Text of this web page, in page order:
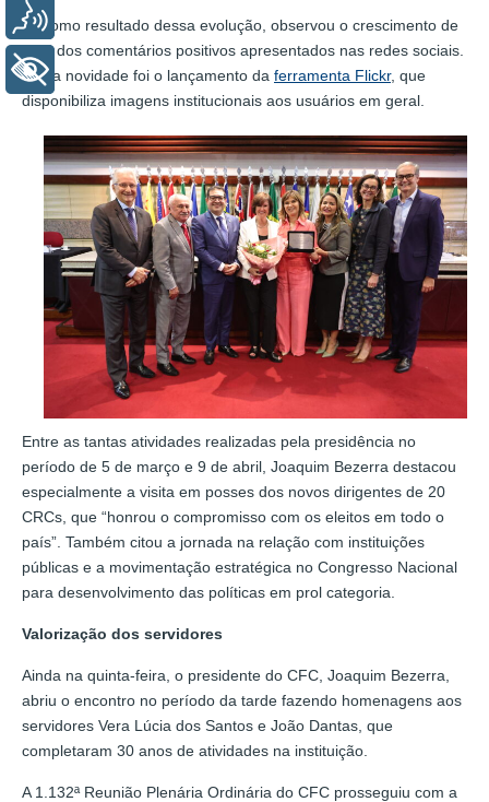
Já como resultado dessa evolução, observou o crescimento de
15% dos comentários positivos apresentados nas redes sociais.
Outra novidade foi o lançamento da ferramenta Flickr, que
disponibiliza imagens institucionais aos usuários em geral.
Entre as tantas atividades realizadas pela presidência no
período de 5 de março e 9 de abril, Joaquim Bezerra destacou
especialmente a visita em posses dos novos dirigentes de 20
CRCs, que “honrou o compromisso com os eleitos em todo o
país”. Também citou a jornada na relação com instituições
públicas e a movimentação estratégica no Congresso Nacional
para desenvolvimento das políticas em prol categoria.
Valorização dos servidores
Ainda na quinta-feira, o presidente do CFC, Joaquim Bezerra,
abriu o encontro no período da tarde fazendo homenagens aos
servidores Vera Lúcia dos Santos e João Dantas, que
completaram 30 anos de atividades na instituição.
A 1.132ª Reunião Plenária Ordinária do CFC prosseguiu com a
+ Acessibilidade